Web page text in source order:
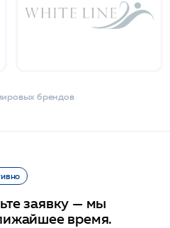
брендов
заявку — мы
время.